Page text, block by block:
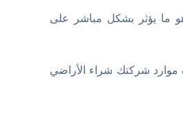
ما يؤثر بشكل مباشر على
موارد شركتك شراء الأراضي